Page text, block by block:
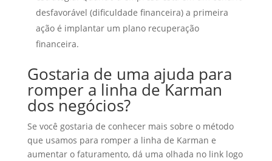
desfavorável (dificuldade financeira) a primeira
ação é implantar um plano recuperação
financeira.
Gostaria de uma ajuda para
romper a linha de Karman
dos negócios?
Se você gostaria de conhecer mais sobre o método
que usamos para romper a linha de Karman e
aumentar o faturamento, dá uma olhada no link logo